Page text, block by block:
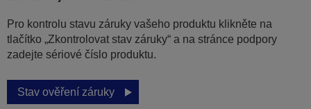
Pro kontrolu stavu záruky vašeho produktu klikněte na
tlačítko „Zkontrolovat stav záruky“ a na stránce podpory
zadejte sériové číslo produktu.
Stav ověření záruky